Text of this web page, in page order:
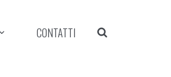
CONTATTI